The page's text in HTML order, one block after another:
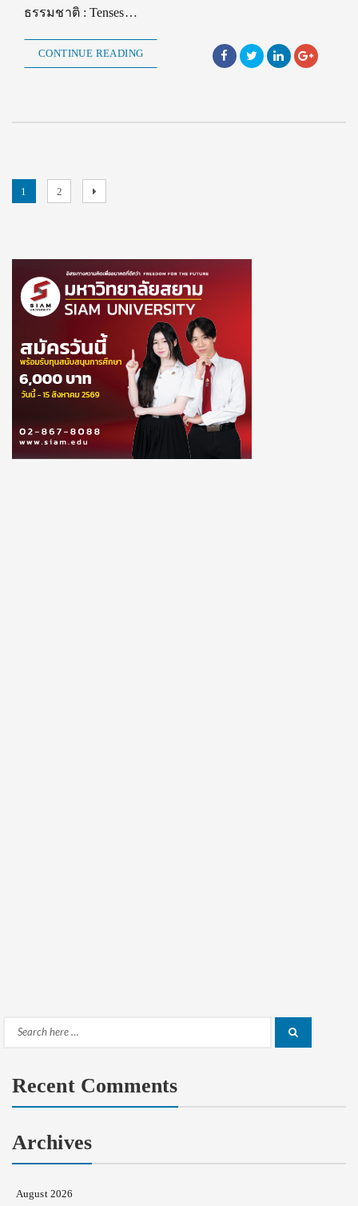
ธรรมชาติ : Tenses…
CONTINUE READING
Posts
Page
1 Page
2
Next
Search
Recent Comments
Archives
August 2026